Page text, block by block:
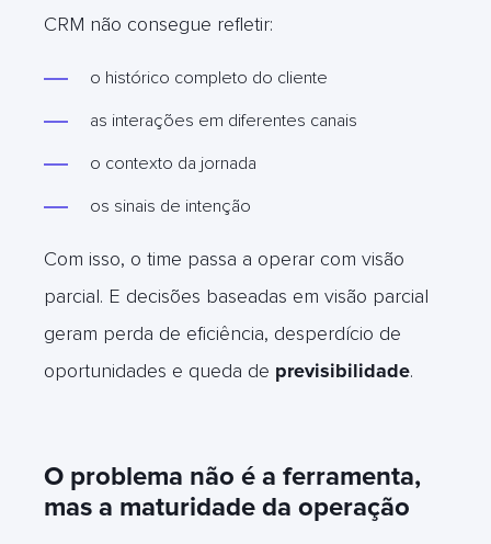
CRM não consegue refletir:
o histórico completo do cliente
as interações em diferentes canais
o contexto da jornada
os sinais de intenção
Com isso, o time passa a operar com visão
parcial. E decisões baseadas em visão parcial
geram perda de eficiência, desperdício de
oportunidades e queda de previsibilidade.
O problema não é a ferramenta,
mas a maturidade da operação